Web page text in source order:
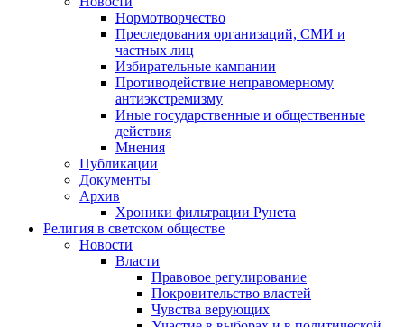
Нормотворчество
Преследования организаций, СМИ и
частных лиц
Избирательные кампании
Противодействие неправомерному
антиэкстремизму
Иные государственные и общественные
действия
Мнения
Публикации
Документы
Архив
Хроники фильтрации Рунета
Религия в светском обществе
Новости
Власти
Правовое регулирование
Покровительство властей
Чувства верующих